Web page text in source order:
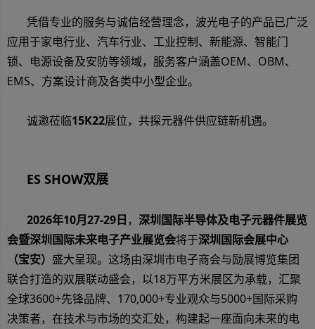
凭借专业的服务与诚信经营理念，波光电子的产品已广泛
应用于家电行业、汽车行业、工业控制、新能源、智能门
锁、电源设备及安防等领域，服务客户涵盖OEM、OBM、
EMS、方案设计商及各类中小型企业。
诚邀莅临15K22展位，共探元器件供应链新机遇。
ES SHOW双展
2026年10月27-29日 ， 深圳国际半导体及电子元器件展览
会暨深圳国际未来电子产业展览会将于深圳国际会展中心
（宝安） 盛大呈现。这场由深圳市电子商会与励展博览集团
联合打造的双展联动盛会，以18万平方米展区为承载，汇聚
全球3600+先锋品牌、170,000+专业观众与5000+国际采购
决策者，在技术与市场的交汇处，构建起一座面向未来的电